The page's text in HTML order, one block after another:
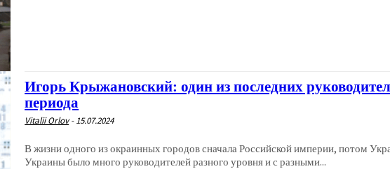
Игорь Крыжановский: один из последних
периода
Vitalii Orlov - 15.07.2024
В жизни одного из окраинных городов сначала Российской империи, потом
Украины было много руководителей разного уровня и с разными...